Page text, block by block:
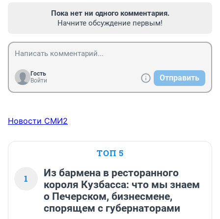
Пока нет ни одного комментария.
Начните обсуждение первым!
Гость
Войти
Отправить
Новости СМИ2
ТОП 5
1
Из бармена в ресторанного
короля Кузбасса: что мы знаем
о Печерском, бизнесмене,
спорящем с губернаторами